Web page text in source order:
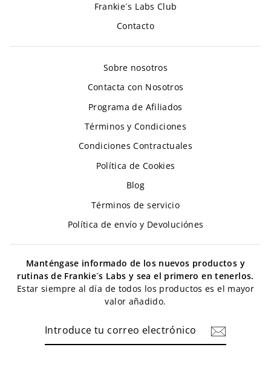
Frankie´s Labs Club
Contacto
Sobre nosotros
Contacta con Nosotros
Programa de Afiliados
Términos y Condiciones
Condiciones Contractuales
Política de Cookies
Blog
Términos de servicio
Política de envío y Devoluciónes
Manténgase informado de los nuevos productos y
rutinas de Frankie´s Labs y sea el primero en tenerlos.
Estar siempre al día de todos los productos es el mayor
valor añadido.
CORREO